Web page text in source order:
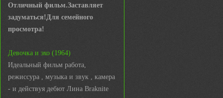
Отличный фильм.Заставляет
задуматься!Для семейного
просмотра!
Девочка и эхо (1964)
Идеальный фильм работа,
режиссура , музыка и звук , камера
- и действуя дебют Лина Braknite